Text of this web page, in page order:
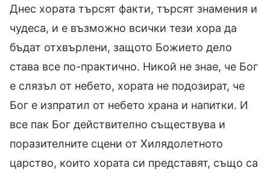
Днес хората търсят факти, търсят знамения и
чудеса, и е възможно всички тези хора да
бъдат отхвърлени, защото Божието дело
става все по-практично. Никой не знае, че Бог
е слязъл от небето, хората не подозират, че
Бог е изпратил от небето храна и напитки. И
все пак Бог действително съществува и
поразителните сцени от Хилядолетното
царство, които хората си представят, също са